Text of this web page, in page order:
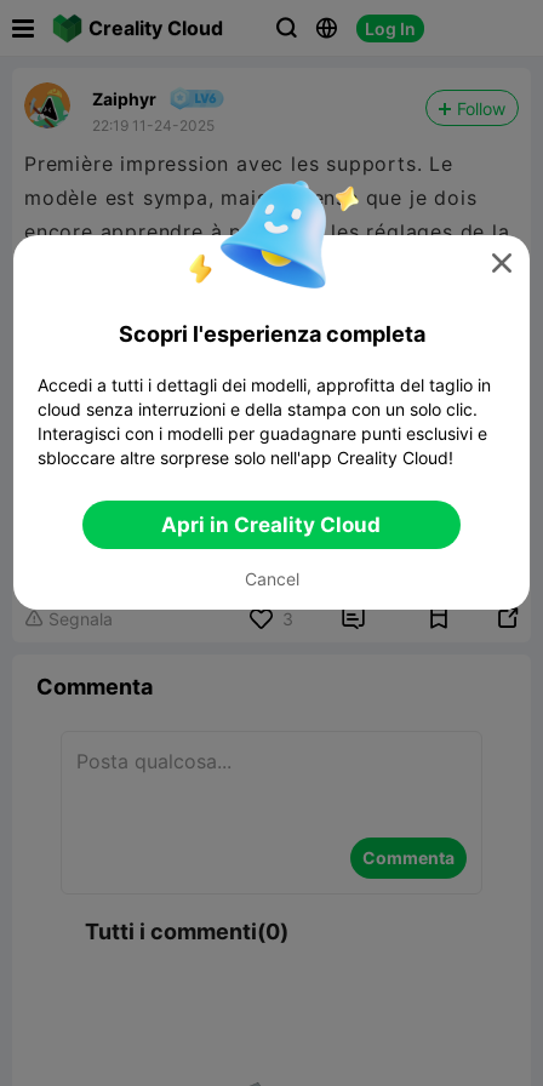
Creality Cloud   Log In
Zaiphyr
22:19 11-24-2025
Follow
Première impression avec les supports. Le
modèle est sympa, mais je pense que je dois
encore apprendre à peaufiner les réglages de la
Edit : après mise en couleur.
Derpy and crow
47.69MB Modelli Correlati
 Segnala 3  
Commenta
Commenta
Tutti i commenti(0)

Scopri l'esperienza completa
Accedi a tutti i dettagli dei modelli, approfitta del taglio in
cloud senza interruzioni e della stampa con un solo clic.
Interagisci con i modelli per guadagnare punti esclusivi e
sbloccare altre sorprese solo nell'app Creality Cloud!
Apri in Creality Cloud
Cancel